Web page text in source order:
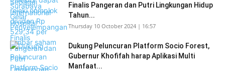
Finalis Pangeran dan Putri Lingkungan Hidup
Tahun...
Thursday 10 October 2024 | 16:57
Dukung Peluncuran Platform Socio Forest,
Gubernur Khofifah harap Aplikasi Multi
Manfaat...